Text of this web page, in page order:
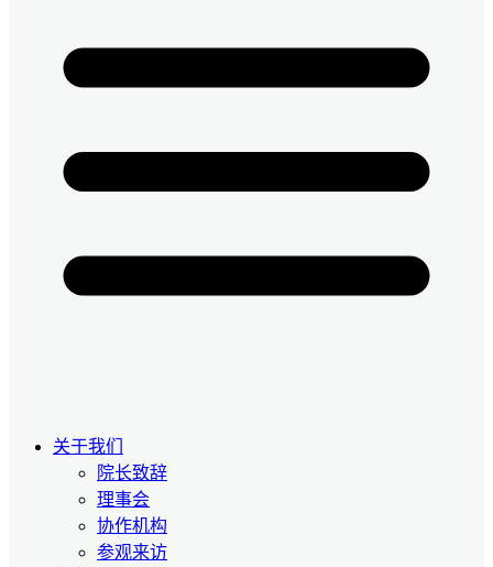
关于我们
院长致辞
理事会
协作机构
参观来访